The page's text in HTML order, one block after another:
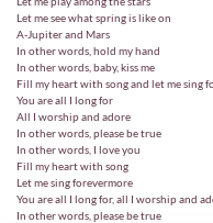
Let me see what spring is like on
A-Jupiter and Mars
In other words, hold my hand
In other words, baby, kiss me
Fill my heart with song and let me sing
You are all I long for
All I worship and adore
In other words, please be true
In other words, I love you
Fill my heart with song
Let me sing forevermore
You are all I long for, all I worship and
In other words, please be true